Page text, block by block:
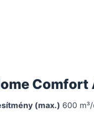
(max.) 600